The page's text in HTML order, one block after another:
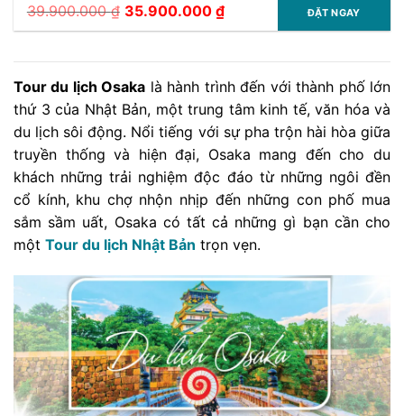
39.900.000₫ Giá
gốc
39.900.000 ₫.
35.900.000 ₫
Giá
hiện
là:
ĐẶT NGAY
Tour du lịch Osaka là hành trình đến với thành phố lớn
thứ 3 của Nhật Bản, một trung tâm kinh tế, văn hóa và
du lịch sôi động. Nổi tiếng với sự pha trộn hài hòa giữa
truyền thống và hiện đại, Osaka mang đến cho du
khách những trải nghiệm độc đáo từ những ngôi đền
cổ kính, khu chợ nhộn nhịp đến những con phố mua
sắm sầm uất, Osaka có tất cả những gì bạn cần cho
một Tour du lịch Nhật Bản trọn vẹn.